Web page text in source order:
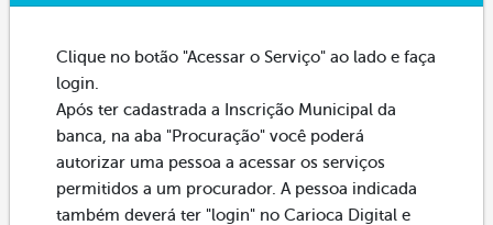
Clique no botão "Acessar o Serviço" ao lado e faça
login.
Após ter cadastrada a Inscrição Municipal da
banca, na aba "Procuração" você poderá
autorizar uma pessoa a acessar os serviços
permitidos a um procurador. A pessoa indicada
também deverá ter "login" no Carioca Digital e